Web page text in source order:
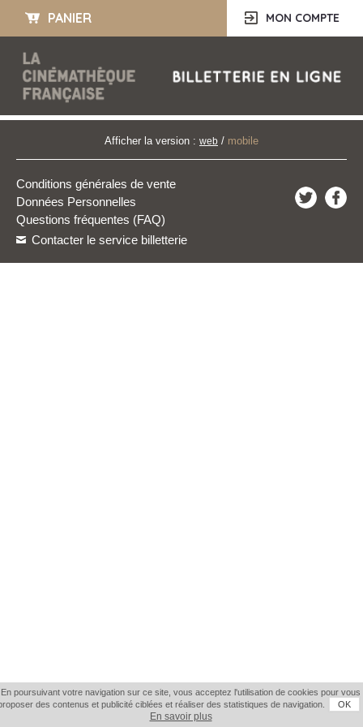
PANIER MON COMPTE
Afficher la version : web / mobile
Questions fréquentes (FAQ)
Conditions générales de vente
Données Personnelles
Contacter le service billetterie
En poursuivant votre navigation sur ce site, vous acceptez l'utilisation de cookies pour vous
des contenus et publicité ciblées et réaliser des statistiques de navigation.
OK
En savoir plus